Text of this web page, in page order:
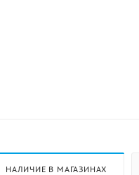
НАЛИЧИЕ В МАГАЗИНАХ